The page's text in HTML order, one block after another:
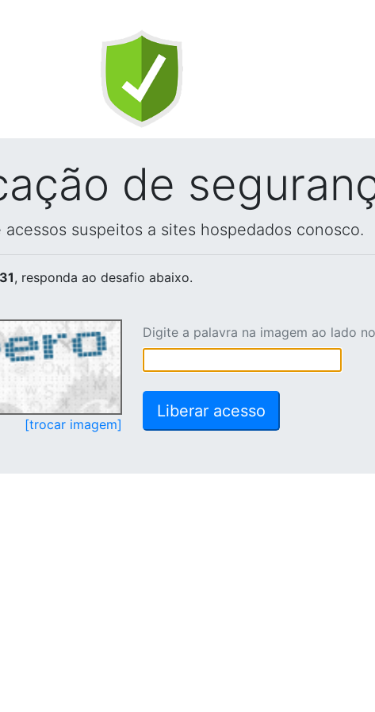
de
suspeitos a sites hospedados conosco.
, responda ao desafio abaixo.
[trocar imagem]
Digite a palavra na imagem ao lado